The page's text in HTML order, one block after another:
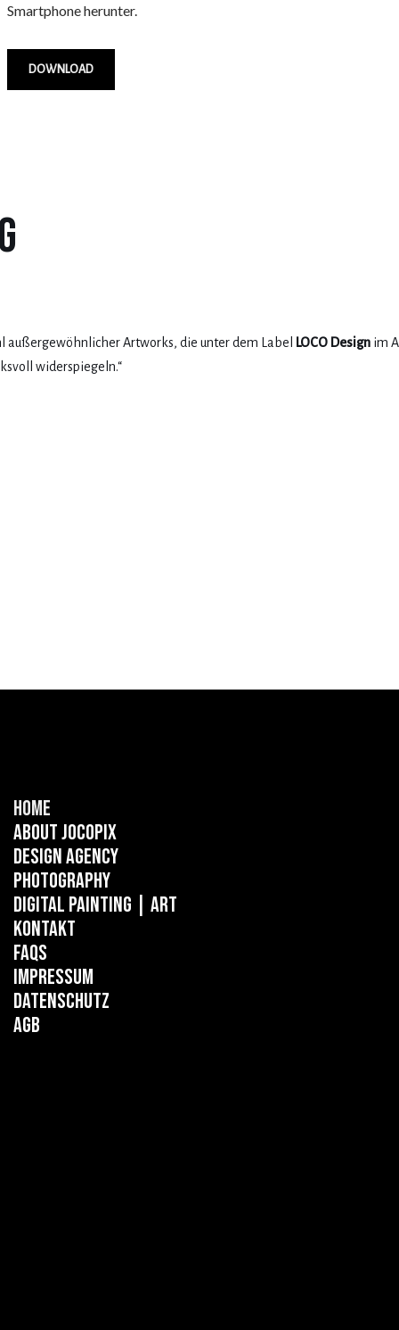
Smartphone herunter.
DOWNLOAD
Artworks, die unter dem Label LOCO Design im
widerspiegeln.“
Home
About Jocopix
Design Agency
Photography
Digital Painting | ART
Kontakt
FAQs
Impressum
Datenschutz
AGB